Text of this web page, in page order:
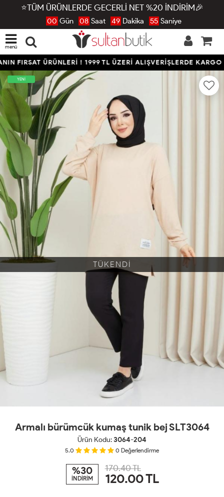
⭐TÜM ÜRÜNLERDE GECERLİ NET %20 İNDİRİM🎉
00 Gün 08 Saat 49 Dakika 54 Saniye
menü
FIRSAT ÜRÜNLERİ ! 1999 TL ÜZERİ ALIŞVERİŞLERDE KARGO
TÜKENDİ
YENİ
Armalı bürümcük kumaş tunik bej SLT3064
Ürün Kodu:3064-204
5.0 0 Değerlendirme
%30
İNDİRİM
170.40 TL
120.00TL